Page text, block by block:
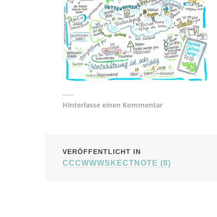
Hinterlasse einen Kommentar
VERÖFFENTLICHT IN
CCCWWWSKECTNOTE (8)